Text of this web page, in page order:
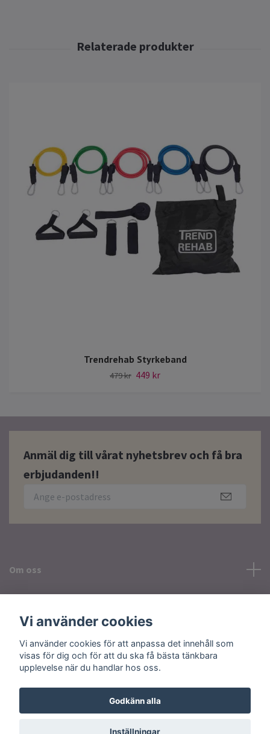
Trendrehab Styrkeband
479 kr 449 kr
Anmäl dig till vårat nyhetsbrev och få bra
erbjudanden!!
Om oss
Sociala medier
© 2026 Plusvardag
Vi använder cookies
Vi använder cookies för att anpassa det innehåll som
visas för dig och för att du ska få bästa tänkbara
upplevelse när du handlar hos oss.
Godkänn alla
Inställningar